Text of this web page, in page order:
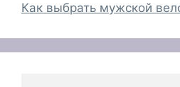
Как выбрать мужской